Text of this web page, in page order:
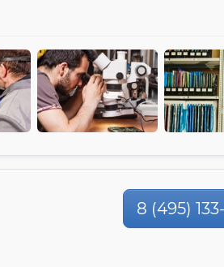
8 (495)